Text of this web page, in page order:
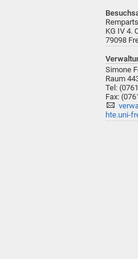
KG IV 4.
79098
Simone
Raum
Tel:
Fax:
hte.uni-